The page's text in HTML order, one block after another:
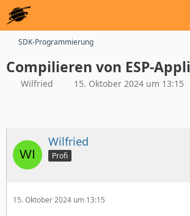
SDK-Programmierung
Compilieren von ESP-
Wilfried 15. Oktober 2024 um 13:15
Wilfried
Profi
15. Oktober 2024 um 13:15